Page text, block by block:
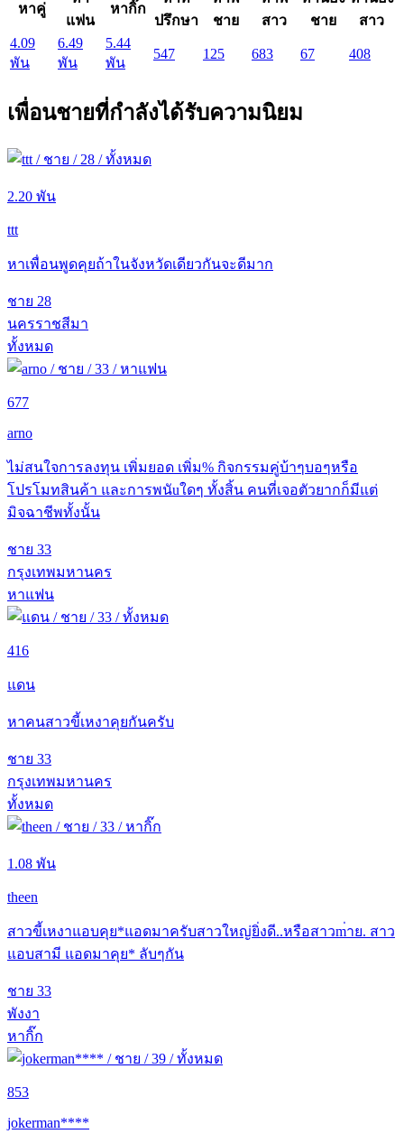
หาคู่
แฟน
หากิ๊ก
ปรึกษา
ชาย
สาว
ชาย
สาว
4.09
พัน
6.49
พัน
5.44
พัน
547 125 683 67 408
เพื่อนชายที่กำลังได้รับความนิยม
2.20 พัน
ttt
หาเพื่อนพูดคุยถ้าในจังหวัดเดียวกันจะดีมาก
ชาย 28
นครราชสีมา
ทั้งหมด
677
arno
ไม่สนใจการลงทุน เพิ่มยอด เพิ่ม% กิจกรรมคู่บ้าๆบอๆหรือ
โปรโมทสินค้า และการพนัuใดๆ ทั้งสิ้น คนที่เจอตัวยากก็มีแต่
มิจฉาชีพทั้งนั้น
ชาย 33
กรุงเทพมหานคร
หาแฟน
416
แดน
หาคนสาวขี้เหงาคุยกันครับ
ชาย 33
กรุงเทพมหานคร
ทั้งหมด
1.08 พัน
theen
สาวขี้เหงาแอบคุย*แอดมาครับสาวใหญ่ยิ่งดี..หรือสาวm่าย. สาว
แอบสามี แอดมาคุย* ลับๆกัน
ชาย 33
พังงา
หากิ๊ก
853
jokerman****